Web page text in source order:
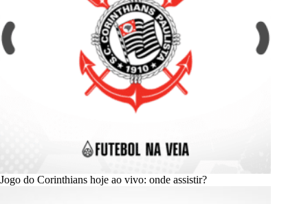
Jogo do Corinthians hoje ao vivo: onde assistir?